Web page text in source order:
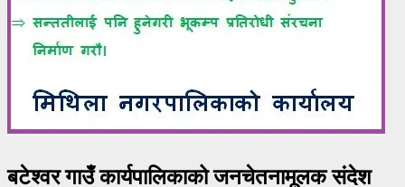
बटेश्वर गाउँ कार्यपालिकाको जनचेतनामूलक संदेश